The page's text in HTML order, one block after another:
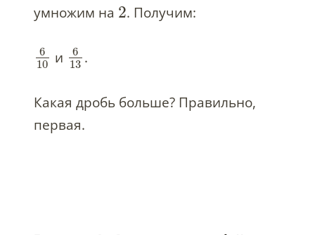
умножим на 2. Получим:
6
10 и
6
13 .
Какая дробь больше? Правильно,
первая.